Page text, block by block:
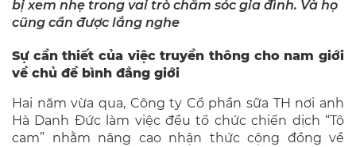
bị xem nhẹ trong vai trò chăm sóc gia đình. Và họ
cũng cần được lắng nghe
Sự cần thiết của việc truyền thông cho nam giới
về chủ đề bình đẳng giới
Hai năm vừa qua, Công ty Cổ phần sữa TH nơi anh
Hà Danh Đức làm việc đều tổ chức chiến dịch “Tô
cam” nhằm nâng cao nhận thức cộng đồng về